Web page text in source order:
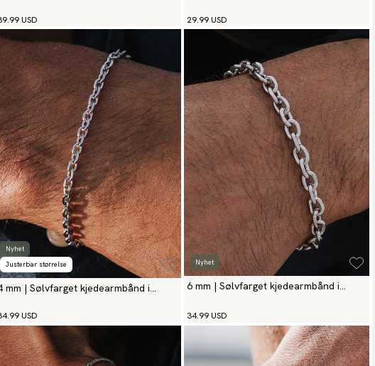
USD 29.99 USD
Nyhet
Justerbar størrelse
mm | Sølvfarget kjedearmbånd i
USD
Nyhet
6 mm | Sølvfarget kjedearmbånd i
34.99 USD